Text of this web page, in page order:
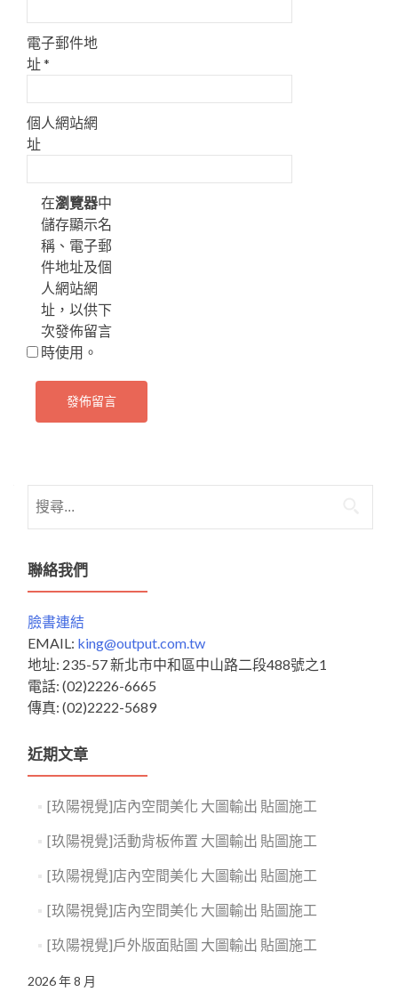
電子郵件地
址*
個人網站網
址
在瀏覽器中
儲存顯示名
稱、電子郵
件地址及個
人網站網
址，以供下
次發佈留言
時使用。
尋
鍵
字:
聯絡我們
臉書連結
EMAIL: king@output.com.tw
地址: 235-57 新北市中和區中山路二段488號之1
電話: (02)2226-6665
傳真: (02)2222-5689
近期文章
[玖陽視覺]店內空間美化 大圖輸出 貼圖施工
[玖陽視覺]活動背板佈置 大圖輸出 貼圖施工
[玖陽視覺]店內空間美化 大圖輸出 貼圖施工
[玖陽視覺]店內空間美化 大圖輸出 貼圖施工
[玖陽視覺]戶外版面貼圖 大圖輸出 貼圖施工
2026 年 8 月